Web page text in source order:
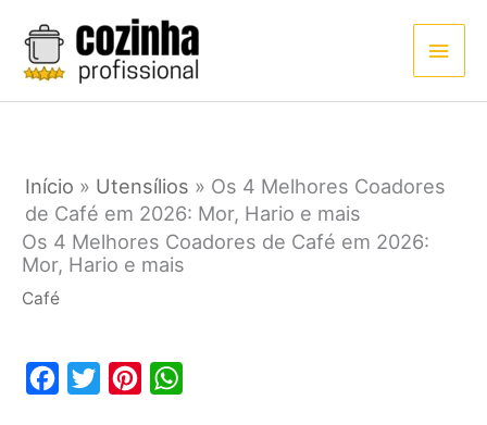
para
conteúdo
Início » Utensílios » Os 4 Melhores Coadores
de Café em 2026: Mor, Hario e mais
Os 4 Melhores Coadores de Café em 2026:
Mor, Hario e mais
Café